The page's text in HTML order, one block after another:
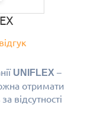
UNIFLEX –
отримати
відсутності